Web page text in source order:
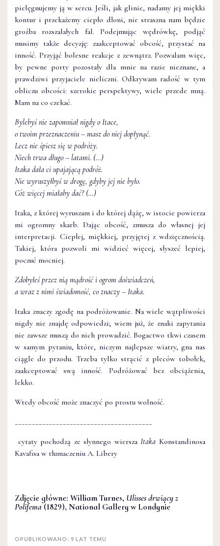
pielęgnujemy ją w sercu. Jeśli, jak glinie, nadamy jej miękki
kontur i przekażemy ciepło dłoni, nie straszna nam będzie
groźba rozszalałych fal. Podejmując wędrówkę, podjąć
musimy także decyzję: zaakceptować obcość, przystać na
inność. Przyjąć bolesne reakcje z zewnątrz. Pozwalam więc,
by pewne porty pozostały dla mnie na razie nieznane, a
prawdziwi przyjaciele nieliczni. Odkrywam radość w tym
obliczu obcości: szerokie perspektywy, wiele przede mną.
Mam na co czekać.
Bylebyś nie zapomniał nigdy o Itace,
o twoim przeznaczeniu – masz do niej dopłynąć.
Lecz nie śpiesz się w podróży.
Niech trwa długo – latami. (…)
Itaka dała ci upajającą podróż.
Nie wyruszyłbyś w drogę, gdyby jej nie było.
Cóż więcej miałaby dać? (…)
Itaka, z której wyruszam i do której dążę, w istocie powierza
mi ogromny skarb. Dając obcość, zmusza do własnej jej
interpretacji. Ciepłej, miękkiej, przyjętej z wdzięcznością.
Takiej, która pozwoli mi widzieć więcej, słyszeć lepiej,
poczuć mocniej.
Zdobyłeś przez nią mądrość i ogrom doświadczeń,
a wraz z nimi świadomość, co znaczy – Itaka.
Itaka znaczy zgodę na podróżowanie. Na wiele wątpliwości
nigdy nie znajdę odpowiedzi; wiem już, że znaki zapytania
nie zawsze muszą do nich prowadzić. Bogactwo tkwi czasem
w samym pytaniu, które, niczym najlepsze wiatry, gna nas
ciągle do przodu. Trzeba tylko strącić z pleców tobołek,
zaakceptować swą inność. Podróżować bez obciążenia,
lekko.
Wtedy obcość może znaczyć po prostu wolność.
cytaty pochodzą ze słynnego wierszaItaka Konstandinosa
Kavafisa w tłumaczeniu A. Libery
Zdjęcie główne: William Turnes, Ulisses drwiący z
Polifema(1829), National Gallery w Londynie
OPUBLIKOWANO: 9 LAT TEMU